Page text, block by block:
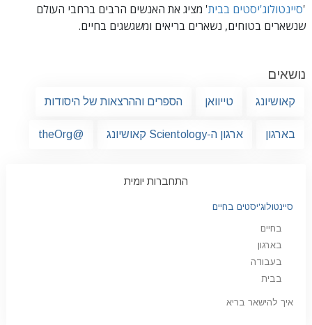
'סיינטולוג'יסטים בבית' מציג את האנשים הרבים ברחבי העולם
שנשארים בטוחים, נשארים בריאים ומשגשגים בחיים.
נושאים
קאושיונג טייוואן הספרים וההרצאות של היסודות
בארגון ארגון ה-Scientology קאושיונג @theOrg
התחברות יומית
סיינטולוג'יסטים בחיים
בחיים
בארגון
בעבודה
בבית
איך להישאר בריא